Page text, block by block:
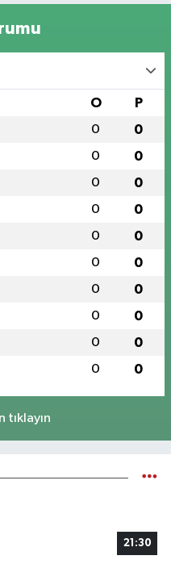
O P
0 0
0 0
0 0
0 0
0 0
0 0
0 0
0 0
0 0
0 0
tıklayın
21:30